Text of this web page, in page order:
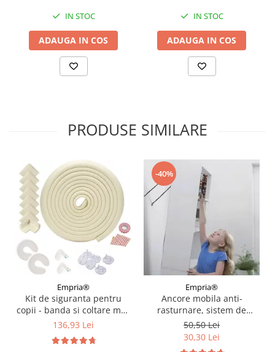
IN STOC
ADAUGA IN COS
IN STOC
ADAUGA IN COS
PRODUSE SIMILARE
Empria®
Kit de siguranta pentru
copii - banda si coltare moi,
opritoare usa, sigurante
culori
136,93 Lei
-40%
Empria®
Ancore mobila anti-
rasturnare, sistem de
siguranta impotriva
daramarii, protectie
50,50 Lei
30,30 Lei